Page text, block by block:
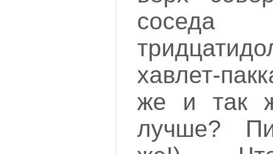
хавлет-
же и так
лучше?